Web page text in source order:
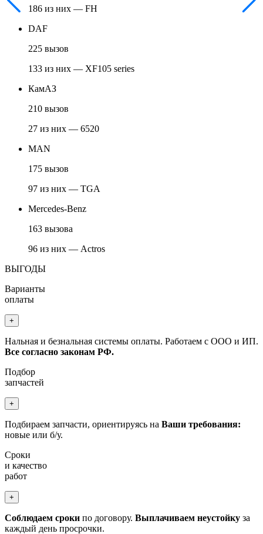
186 из них — FH
DAF
225 вызов
133 из них — XF105 series
КамАЗ
210 вызов
27 из них — 6520
MAN
175 вызов
97 из них — TGA
Mercedes-Benz
163 вызова
96 из них — Actros
ВЫГОДЫ
Варианты
оплаты
+
Нальная и безнальная системы оплаты. Работаем с ООО и ИП.
Все согласно законам РФ.
Подбор
запчастей
+
Подбираем запчасти, ориентируясь на Ваши требования:
новые или б/у.
Сроки
и качество
работ
+
Соблюдаем сроки по договору. Выплачиваем неустойку за
каждый день просрочки.